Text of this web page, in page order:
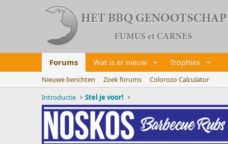
Forums Wat is er nieuw Trophies
Nieuwe berichten Zoek forums
Colorozo Calculator
Introductie
Stel je voor!